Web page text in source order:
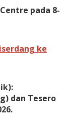
pada 8-
ke
dan Tesero